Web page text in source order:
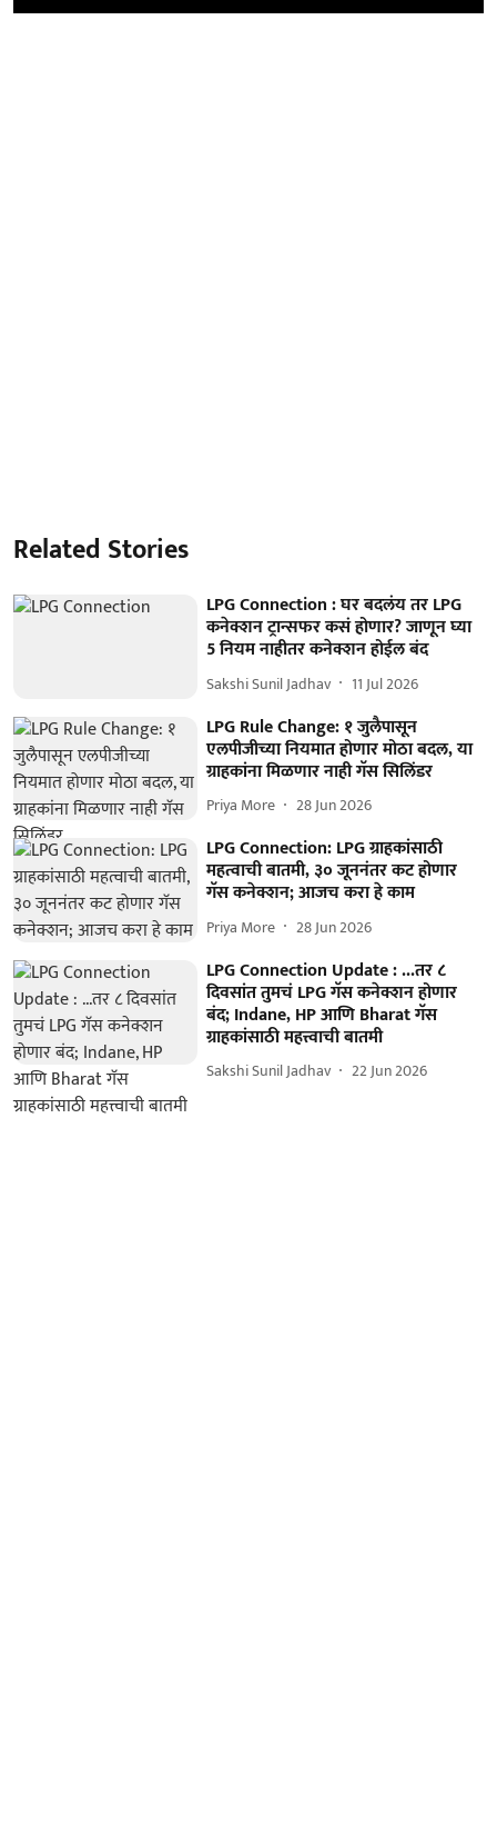
Related Stories
LPG Connection : घर बदलंय तर LPG
कनेक्शन ट्रान्सफर कसं होणार? जाणून घ्या
5 नियम नाहीतर कनेक्शन होईल बंद
Sakshi Sunil Jadhav 11 Jul 2026
LPG Rule Change: १ जुलैपासून
एलपीजीच्या नियमात होणार मोठा बदल, या
ग्राहकांना मिळणार नाही गॅस सिलिंडर
Priya More 28 Jun 2026
LPG Connection: LPG ग्राहकांसाठी
महत्वाची बातमी, ३० जूननंतर कट होणार
गॅस कनेक्शन; आजच करा हे काम
Priya More 28 Jun 2026
LPG Connection Update : ...तर ८
दिवसांत तुमचं LPG गॅस कनेक्शन होणार
बंद; Indane, HP आणि Bharat गॅस
ग्राहकांसाठी महत्त्वाची बातमी
Sakshi Sunil Jadhav 22 Jun 2026